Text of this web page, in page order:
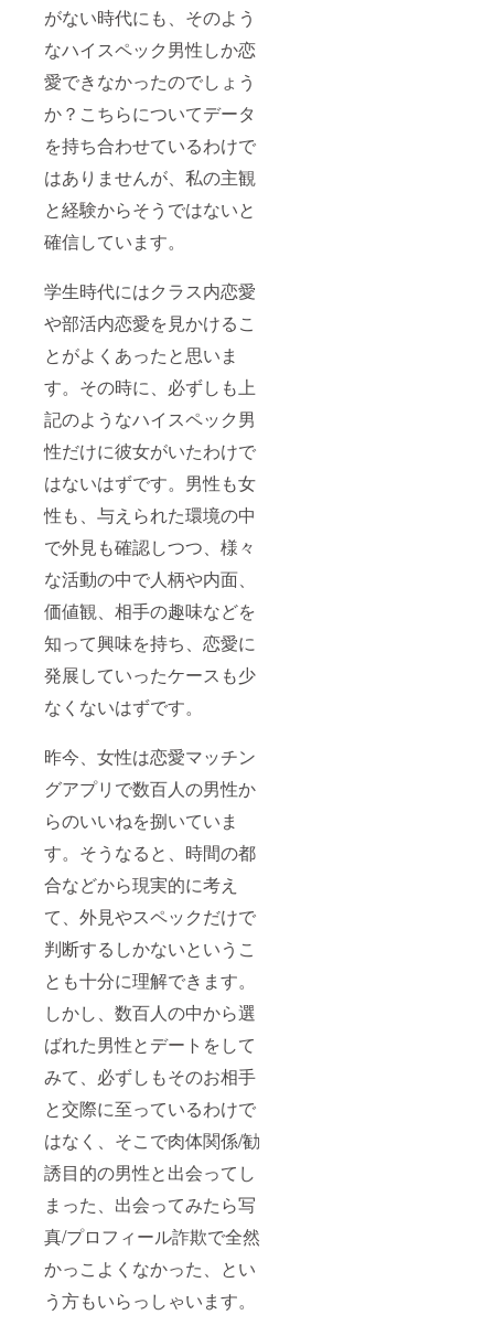
がない時代にも、そのよう
なハイスペック男性しか恋
愛できなかったのでしょう
か？こちらについてデータ
を持ち合わせているわけで
はありませんが、私の主観
と経験からそうではないと
確信しています。
学生時代にはクラス内恋愛
や部活内恋愛を見かけるこ
とがよくあったと思いま
す。その時に、必ずしも上
記のようなハイスペック男
性だけに彼女がいたわけで
はないはずです。男性も女
性も、与えられた環境の中
で外見も確認しつつ、様々
な活動の中で人柄や内面、
価値観、相手の趣味などを
知って興味を持ち、恋愛に
発展していったケースも少
なくないはずです。
昨今、女性は恋愛マッチン
グアプリで数百人の男性か
らのいいねを捌いていま
す。そうなると、時間の都
合などから現実的に考え
て、外見やスペックだけで
判断するしかないというこ
とも十分に理解できます。
しかし、数百人の中から選
ばれた男性とデートをして
みて、必ずしもそのお相手
と交際に至っているわけで
はなく、そこで肉体関係/勧
誘目的の男性と出会ってし
まった、出会ってみたら写
真/プロフィール詐欺で全然
かっこよくなかった、とい
う方もいらっしゃいます。